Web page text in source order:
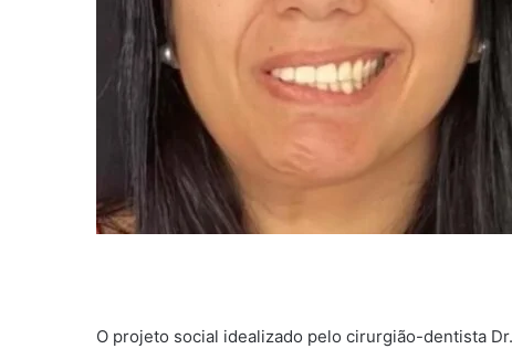
O projeto social idealizado pelo cirurgião-dentista